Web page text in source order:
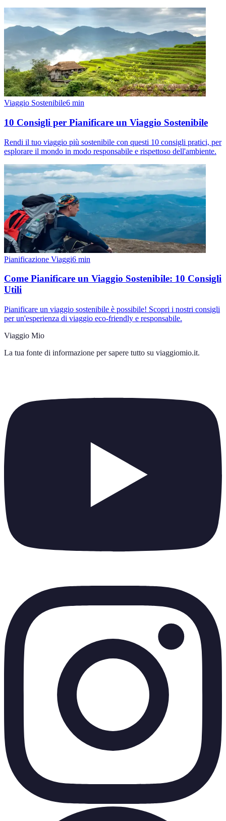
Viaggio Sostenibile6 min
10 Consigli per Pianificare un Viaggio Sostenibile
Rendi il tuo viaggio più sostenibile con questi 10 consigli pratici, per
esplorare il mondo in modo responsabile e rispettoso dell'ambiente.
Pianificazione Viaggi6 min
Come Pianificare un Viaggio Sostenibile: 10 Consigli
Utili
Pianificare un viaggio sostenibile è possibile! Scopri i nostri consigli
per un'esperienza di viaggio eco-friendly e responsabile.
Viaggio Mio
La tua fonte di informazione per sapere tutto su viaggiomio.it.